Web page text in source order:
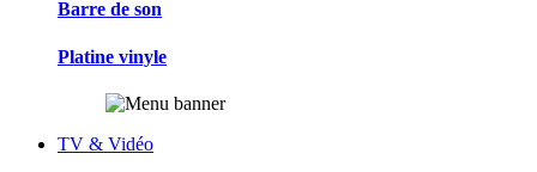
Barre de son
Platine vinyle
TV & Vidéo